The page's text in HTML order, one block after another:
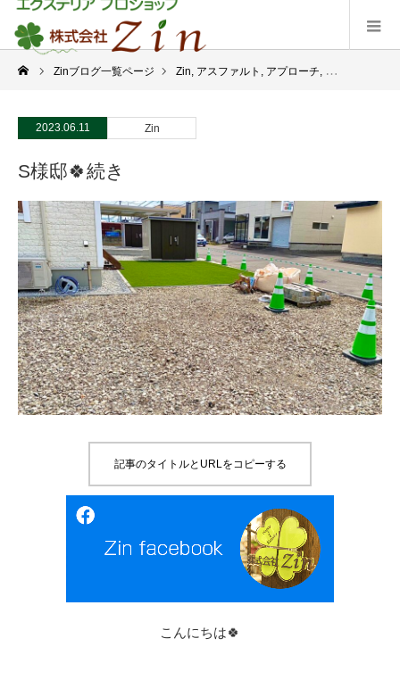
Zinブログ一覧ページ Zin, アスファルト , アプローチ, ドッグラン
2023.06.11 Zin
S様邸🍀続き
記事のタイトルとURLをコピーする
こんにちは🍀